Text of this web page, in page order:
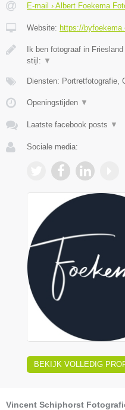
E-mail › Albert Foekema
Website: https://
Ik ben fotograaf in
stijl: ▼
Diensten: Portretfotografie,
Openingstijden ▼
Laatste facebook posts ▼
Sociale media:
BEKIJK VOLLEDIG
Vincent Schiphorst